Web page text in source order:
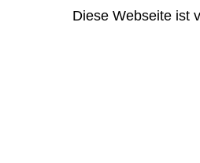
Diese Webseite ist